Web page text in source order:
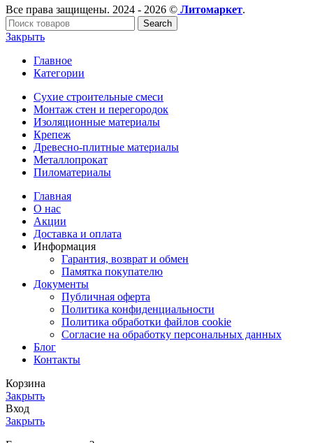
Все права защищены. 2024 - 2026 © Литомаркет.
Search
Закрыть
Главное
Категории
Сухие строительные смеси
Монтаж стен и перегородок
Изоляционные материалы
Крепеж
Древесно-плитные материалы
Металлопрокат
Пиломатериалы
Главная
О нас
Акции
Доставка и оплата
Информация
Гарантия, возврат и обмен
Памятка покупателю
Документы
Публичная оферта
Политика конфиденциальности
Политика обработки файлов cookie
Согласие на обработку персональных данных
Блог
Контакты
Корзина
Закрыть
Вход
Закрыть